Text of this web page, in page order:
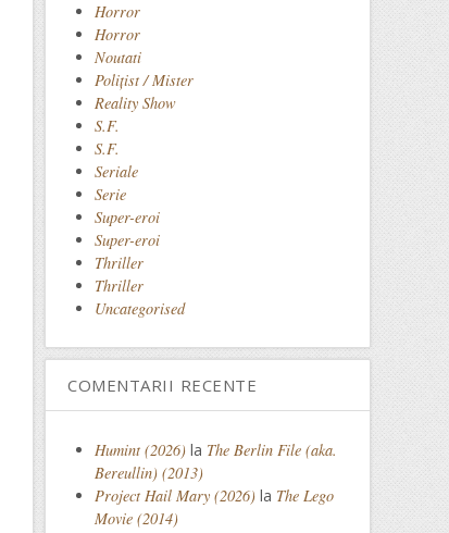
Horror
Horror
Noutati
Polițist / Mister
Reality Show
S.F.
S.F.
Seriale
Serie
Super-eroi
Super-eroi
Thriller
Thriller
Uncategorised
COMENTARII RECENTE
Humint (2026) la The Berlin File (aka.
Bereullin) (2013)
Project Hail Mary (2026) la The Lego
Movie (2014)